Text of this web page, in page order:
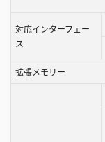
対応インターフェー
ス
拡張メモリー